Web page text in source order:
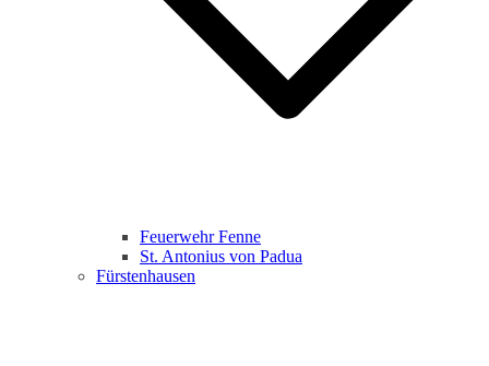
Feuerwehr Fenne
St. Antonius von Padua
Fürstenhausen